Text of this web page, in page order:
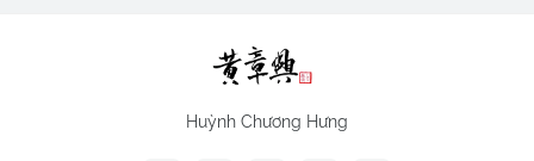
Huỳnh Chương Hưng